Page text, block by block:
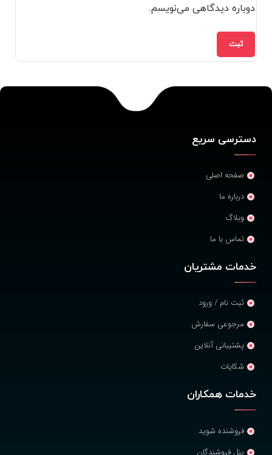
دوباره دیدگاهی می‌نویسم.
دسترسی سریع
صفحه اصلی
درباره ما
وبلاگ
تماس با ما
خدمات مشتریان
ثبت نام / ورود
مرجوعی سفارش
پشتیبانی آنلاین
شکایات
خدمات همکاران
فروشنده شوید
پنل فروشندگان